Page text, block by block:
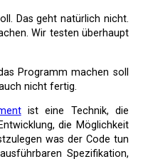
Wir testen überhaupt
nicht fertig.
ist eine Technik, die
die Möglichkeit
was der Code tun
Spezifikation,